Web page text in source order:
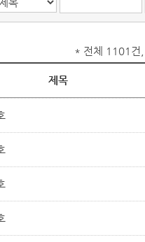
* 전체 1101건,
제목